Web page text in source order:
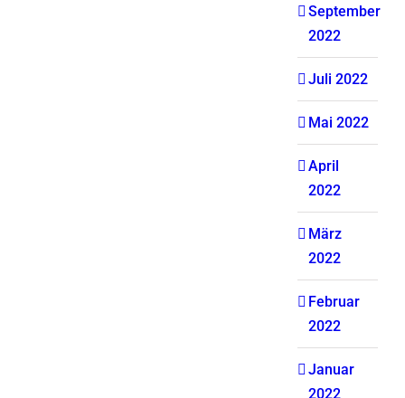
September
2022
Juli 2022
Mai 2022
April
2022
März
2022
Februar
2022
Januar
2022